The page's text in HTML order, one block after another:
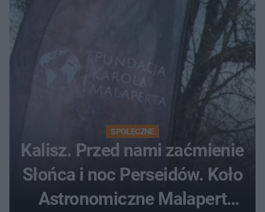
SPOŁECZNE
Kalisz. Przed nami zaćmienie
Słońca i noc Perseidów. Koło
Astronomiczne Malapert